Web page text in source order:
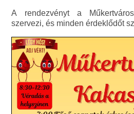
A rendezvényt a
szervezi, és minden érdeklődőt